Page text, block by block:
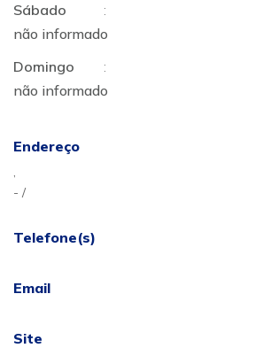
Sábado
:
não informado
Domingo
:
não informado
Endereço
,
- /
Telefone(s)
Email
Site